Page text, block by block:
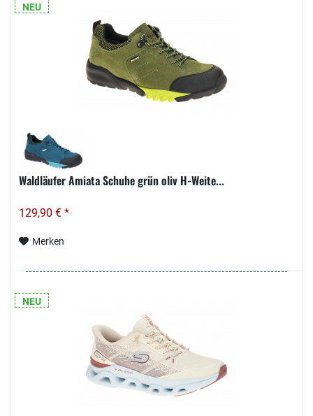
NEU
Waldläufer Amiata Schuhe grün oliv H-Weite...
129,90 € *
Merken
NEU